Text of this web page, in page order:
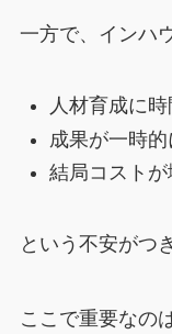
一方で、インハ
人材育成に
成果が一時
結局コスト
という不安がつ
ここで重要なの